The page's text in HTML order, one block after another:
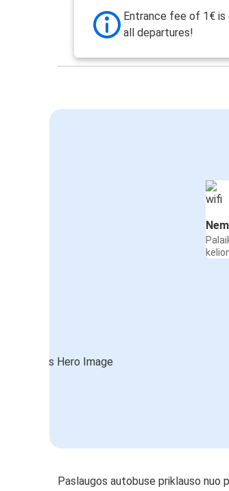
Entrance fee of 1€
all departures!
Paslaugos autobuse priklauso nuo